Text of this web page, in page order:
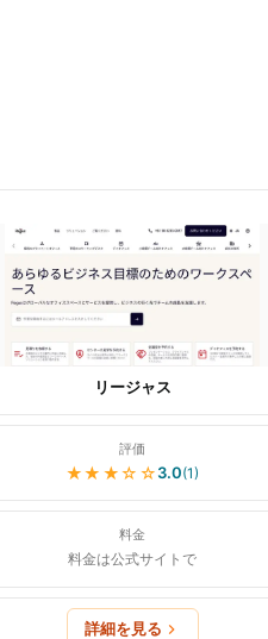
リージャス
評価
★★★☆☆3.0(1)
料金
料金は公式サイトで
詳細を見る